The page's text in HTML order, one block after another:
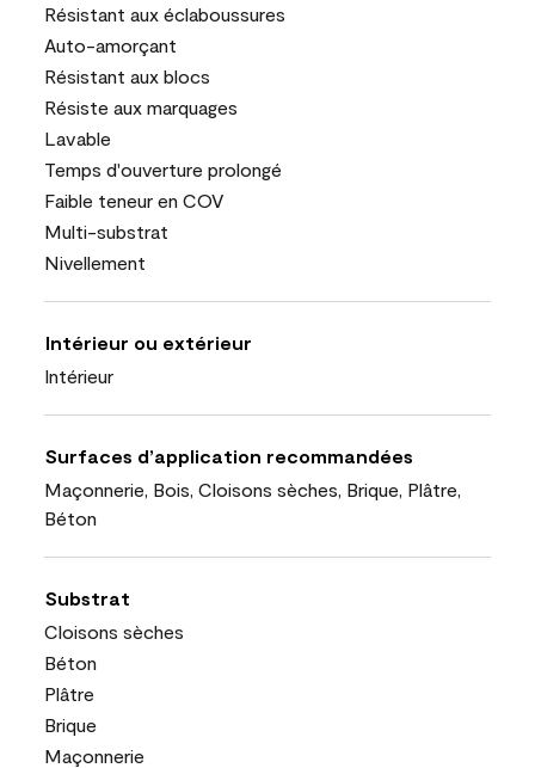
Résistant aux éclaboussures
Auto-amorçant
Résistant aux blocs
Résiste aux marquages
Lavable
Temps d'ouverture prolongé
Faible teneur en COV
Multi-substrat
Nivellement
Intérieur ou extérieur
Intérieur
Surfaces d’application recommandées
Maçonnerie, Bois, Cloisons sèches, Brique, Plâtre,
Béton
Substrat
Cloisons sèches
Béton
Plâtre
Brique
Maçonnerie